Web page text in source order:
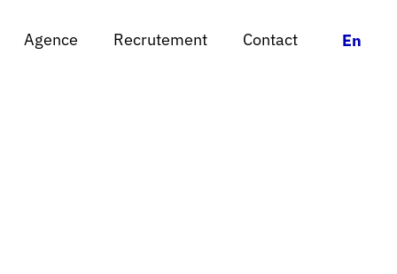
Agence Recrutement Contact En
Agence Recrutement Contact En